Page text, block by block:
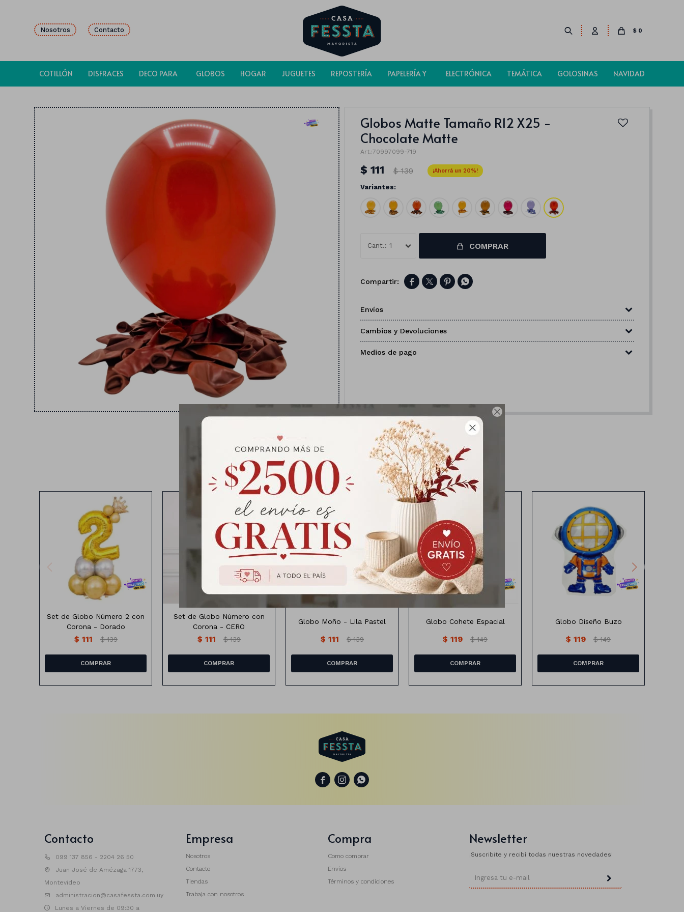

COTILLÓN DISFRACES DECO PARA GLOBOS HOGAR JUGUETES REPOSTERÍA PAPELERÍA Y ELECTRÓNICA TEMÁTICA GOLOSINAS NAVIDAD
$ 0
Nosotros Contacto
Globos Matte Tamaño R12 X25 -
Chocolate Matte
70997099-719
$ 111 $ 139 20
Variantes:
1 COMPRAR
   
Envíos
Cambios y Devoluciones
Medios de pago
Productos que te pueden interesar
Set globo número con corona
Set de Globo Número 2 con
Corona - Dorado
$ 111 $ 139
Set globo número con corona
Set de Globo Número con
Corona - CERO
$ 111 $ 139
99cm x75 cm
Globo Moño - Lila Pastel
$ 111 $ 139
Globo de Helio diseño Cohete
Espacial
Globo Cohete Espacial
$ 119 $ 149
Globo de Helio diseño Buzo
Submarino
Globo Diseño Buzo
$ 119 $ 149
  
Contacto
099 137 856 - 2204 26 50
Juan José de Amézaga 1773,
Montevideo
administracion@casafessta.com.uy
Lunes a Viernes de 09:30 a
Empresa
Nosotros
Contacto
Tiendas
Trabaja con nosotros
Compra
Como comprar
Envíos
Términos y condiciones
Newsletter
¡Suscribite y recibí todas nuestras novedades!